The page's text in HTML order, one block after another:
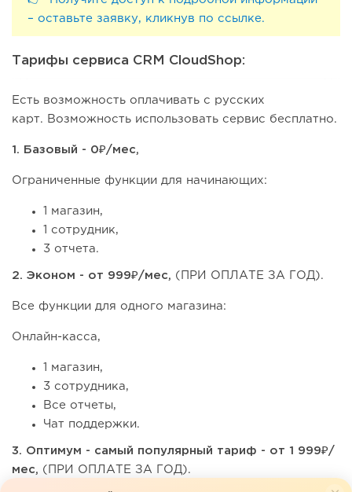
– оставьте заявку, кликнув по ссылке.
Тарифы сервиса CRM CloudShop:
Есть возможность оплачивать с русских
карт. Возможность использовать сервис бесплатно.
1. Базовый - 0₽/мес,
Ограниченные функции для начинающих:
1 магазин,
1 сотрудник,
3 отчета.
2. Эконом - от 999₽/мес, (ПРИ ОПЛАТЕ ЗА ГОД).
Все функции для одного магазина:
Онлайн-касса,
1 магазин,
3 сотрудникa,
Все отчеты,
Чат поддержки.
3. Оптимум - самый популярный тариф - от 1 999₽/
мес, (ПРИ ОПЛАТЕ ЗА ГОД).